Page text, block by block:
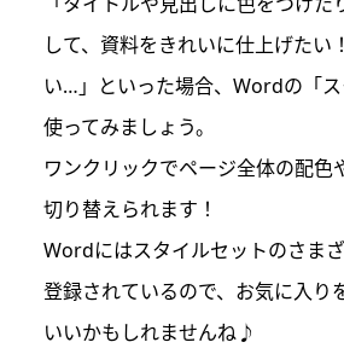
して、資料をきれいに仕上げたい
い…」といった場合、Wordの「
使ってみましょう。
ワンクリックでページ全体の配色
切り替えられます！
Wordにはスタイルセットのさま
登録されているので、お気に入り
いいかもしれませんね♪